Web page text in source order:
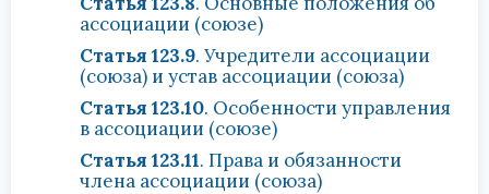
ассоциации (союзе)
Статья 123.9. Учредители ассоциации
(союза) и устав ассоциации (союза)
Статья 123.10. Особенности управления
в ассоциации (союзе)
Статья 123.11. Права и обязанности
члена ассоциации (союза)